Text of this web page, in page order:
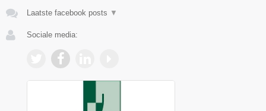
Laatste facebook posts ▼
Sociale media: